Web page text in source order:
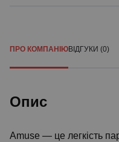
ПРО КОМПАНІЮВІДГУКИ (0)
Опис
Amuse — це легкість